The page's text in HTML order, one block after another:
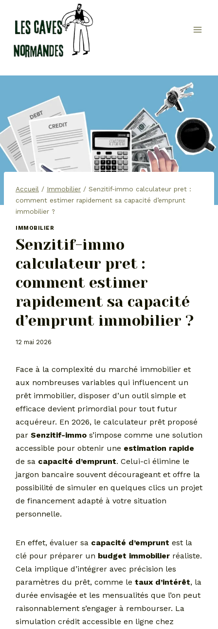
contenu
Accueil / Immobilier / Senzitif-immo calculateur pret :
comment estimer rapidement sa capacité d’emprunt
immobilier ?
IMMOBILIER
Senzitif-immo
calculateur pret :
comment estimer
rapidement sa capacité
d’emprunt immobilier ?
12 mai 2026
Face à la complexité du marché immobilier et
aux nombreuses variables qui influencent un
prêt immobilier, disposer d’un outil simple et
efficace devient primordial pour tout futur
acquéreur. En 2026, le calculateur prêt proposé
par Senzitif-immo s’impose comme une solution
accessible pour obtenir une estimation rapide
de sa capacité d’emprunt. Celui-ci élimine le
jargon bancaire souvent décourageant et offre la
possibilité de simuler en quelques clics un projet
de financement adapté à votre situation
personnelle.
En effet, évaluer sa capacité d’emprunt est la
clé pour préparer un budget immobilier réaliste.
Cela implique d’intégrer avec précision les
paramètres du prêt, comme le taux d’intérêt, la
durée envisagée et les mensualités que l’on peut
raisonnablement s’engager à rembourser. La
simulation crédit accessible en ligne chez